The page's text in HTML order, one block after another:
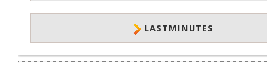
LASTMINUTES